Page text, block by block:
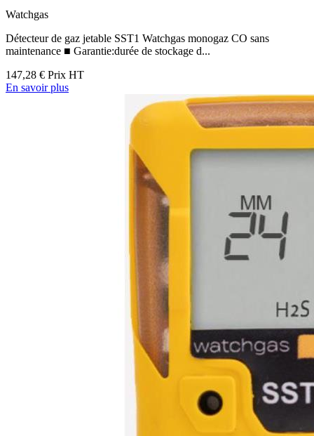
Watchgas
Détecteur de gaz jetable SST1 Watchgas monogaz CO sans
maintenance ■ Garantie:durée de stockage d...
147,28 € Prix HT
En savoir plus